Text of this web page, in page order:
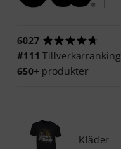
6027
#111 Tillverkarranking
650+produkter
Kläder